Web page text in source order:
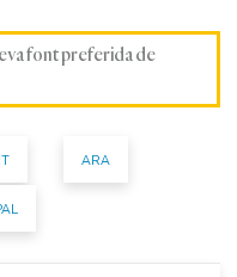
font preferida de
ARA